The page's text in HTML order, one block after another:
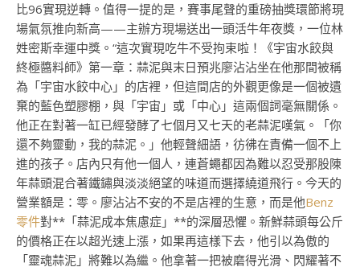
比96實現逆轉。值得一提的是，賽事尾聲的重磅抽獎環節將現
場氣氛推向新高——主辦方現場送出一頭活牛年夜獎，一位林
姓密斯幸運中獎。“這次實現吃牛不受拘束啦！《宇宙水餃與
終極醬料師》第一章：蒜泥與末日預兆廖沾沾坐在他那間被稱
為「宇宙水餃中心」的店裡，但這間店的外觀更像是一個被遺
棄的藍色塑膠棚，與「宇宙」或「中心」這兩個詞毫無關係。
他正在對著一缸已經發酵了七個月又七天的老蒜泥嘆氣。「你
還不夠靈動，我的蒜泥。」他輕聲細語，彷彿在責備一個不上
進的孩子。店內只有他一個人，連蒼蠅都因為難以忍受那股陳
年蒜頭混合著鐵鏽與淡淡絕望的味道而選擇繞道飛行。今天的
營業額是：零。廖沾沾不安的不是店裡的生意，而是他Benz
零件對**「蒜泥成本焦慮症」**的深層恐懼。新鮮蒜頭每公斤
的價格正在以超光速上漲，如果再這樣下去，他引以為傲的
「靈魂蒜泥」將難以為繼。他拿著一把被磨得光滑、閃耀著不